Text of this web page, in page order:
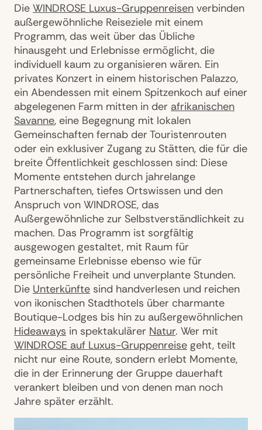
Die WINDROSE Luxus-Gruppenreisen verbinden
außergewöhnliche Reiseziele mit einem
Programm, das weit über das Übliche
hinausgeht und Erlebnisse ermöglicht, die
individuell kaum zu organisieren wären. Ein
privates Konzert in einem historischen Palazzo,
ein Abendessen mit einem Spitzenkoch auf einer
abgelegenen Farm mitten in der afrikanischen
Savanne, eine Begegnung mit lokalen
Gemeinschaften fernab der Touristenrouten
oder ein exklusiver Zugang zu Stätten, die für die
breite Öffentlichkeit geschlossen sind: Diese
Momente entstehen durch jahrelange
Partnerschaften, tiefes Ortswissen und den
Anspruch von WINDROSE, das
Außergewöhnliche zur Selbstverständlichkeit zu
machen. Das Programm ist sorgfältig
ausgewogen gestaltet, mit Raum für
gemeinsame Erlebnisse ebenso wie für
persönliche Freiheit und unverplante Stunden.
Die Unterkünfte sind handverlesen und reichen
von ikonischen Stadthotels über charmante
Boutique-Lodges bis hin zu außergewöhnlichen
Hideaways in spektakulärer Natur. Wer mit
WINDROSE auf Luxus-Gruppenreise geht, teilt
nicht nur eine Route, sondern erlebt Momente,
die in der Erinnerung der Gruppe dauerhaft
verankert bleiben und von denen man noch
Jahre später erzählt.